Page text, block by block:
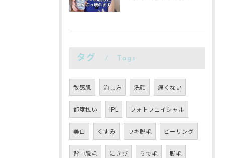
タグ Tags
敏感肌 治し方 洗顔 痛くない
都度払い IPL フォトフェイシャル
美白 くすみ ワキ脱毛 ピーリング
背中脱毛 にきび うで毛 脚毛